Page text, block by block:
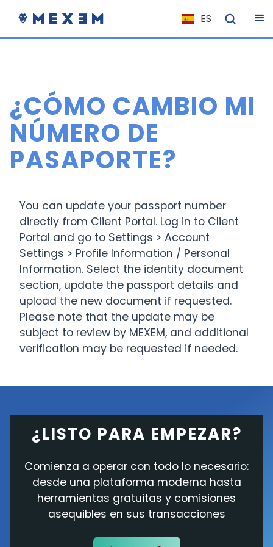
ES
NL
EN
DE
NO
RO
CS
SK
¿CÓMO CAMBIO MI
NÚMERO DE
PASAPORTE?
You can update your passport number
directly from Client Portal. Log in to Client
Portal and go to Settings > Account
Settings > Profile Information / Personal
Information. Select the identity document
section, update the passport details and
upload the new document if requested.
Please note that the update may be
subject to review by MEXEM, and additional
verification may be requested if needed.
¿LISTO PARA EMPEZAR?
Comienza a operar con todo lo necesario:
desde una plataforma moderna hasta
herramientas gratuitas y comisiones
asequibles en sus transacciones